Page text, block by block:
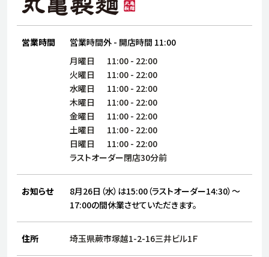
株主・投資家情報
サステナビリティ
ブランド
店舗検索
店舗一覧
採用情報
よくある質問・お問い合わせ
DXビジョン2028
ステークホルダーとの
営業時間 営業時間外 - 開店時間 11:00
月曜日 11:00 - 22:00
火曜日
11:00 - 22:00
水曜日
11:00 - 22:00
木曜日
11:00 - 22:00
金曜日
11:00 - 22:00
土曜日
11:00 - 22:00
日曜日
11:00 - 22:00
ラストオーダー閉店30分前
お知らせ
8月26日（水）は15:00（ラストオーダー14:30）～
17:00の間休業させていただきます。
住所 埼玉県蕨市塚越1-2-16三井ビル1Ｆ